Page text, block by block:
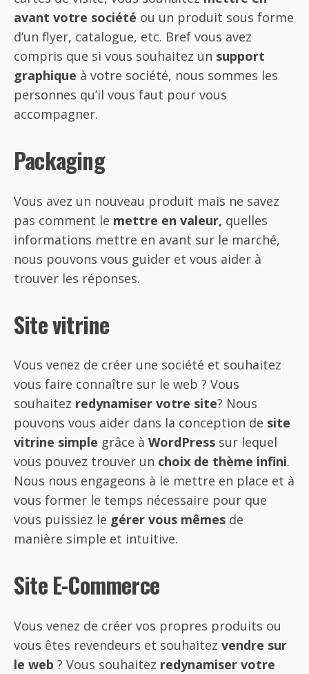
avant votre société ou un produit sous forme
d’un flyer, catalogue, etc. Bref vous avez
compris que si vous souhaitez un support
graphique à votre société, nous sommes les
personnes qu’il vous faut pour vous
accompagner.
Packaging
Vous avez un nouveau produit mais ne savez
pas comment le mettre en valeur, quelles
informations mettre en avant sur le marché,
nous pouvons vous guider et vous aider à
trouver les réponses.
Site vitrine
Vous venez de créer une société et souhaitez
vous faire connaître sur le web ? Vous
souhaitez redynamiser votre site? Nous
pouvons vous aider dans la conception de site
vitrine simple grâce à WordPress sur lequel
vous pouvez trouver un choix de thème infini.
Nous nous engageons à le mettre en place et à
vous former le temps nécessaire pour que
vous puissiez le gérer vous mêmes de
manière simple et intuitive.
Site E-Commerce
Vous venez de créer vos propres produits ou
vous êtes revendeurs et souhaitez vendre sur
le web ? Vous souhaitez redynamiser votre